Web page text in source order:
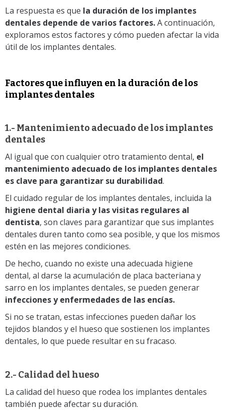
La respuesta es que la duración de los implantes
dentales depende de varios factores.A continuación,
exploramos estos factores y cómo pueden afectar la vida
útil de los implantes dentales.
Factores que influyen en la duración de los
implantes dentales
1.- Mantenimiento adecuado de los implantes
dentales
Al igual que con cualquier otro tratamiento dental, el
mantenimiento adecuado de los implantes dentales
es clave para garantizar su durabilidad.
El cuidado regular de los implantes dentales, incluida la
higiene dental diaria y las visitas regulares al
dentista, son claves para garantizar que sus implantes
dentales duren tanto como sea posible, y que los mismos
estén en las mejores condiciones.
De hecho, cuando no existe una adecuada higiene
dental, al darse la acumulación de placa bacteriana y
sarro en los implantes dentales, se pueden generar
infecciones y enfermedades de las encías.
Si no se tratan, estas infecciones pueden dañar los
tejidos blandos y el hueso que sostienen los implantes
dentales, lo que puede resultar en su fracaso.
2.- Calidad del hueso
La calidad del hueso que rodea los implantes dentales
también puede afectar su duración.